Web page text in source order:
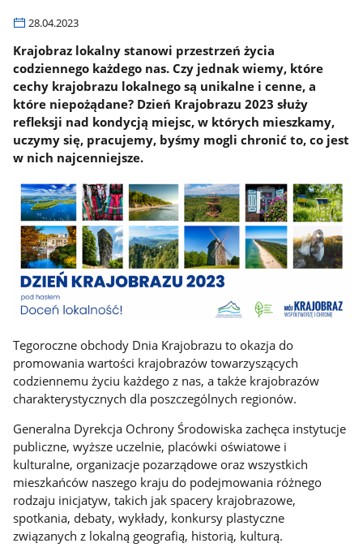
28.04.2023
Krajobraz lokalny stanowi przestrzeń życia
codziennego każdego nas. Czy jednak wiemy, które
cechy krajobrazu lokalnego są unikalne i cenne, a
które niepożądane? Dzień Krajobrazu 2023 służy
refleksji nad kondycją miejsc, w których mieszkamy,
uczymy się, pracujemy, byśmy mogli chronić to, co jest
w nich najcenniejsze.
Tegoroczne obchody Dnia Krajobrazu to okazja do
promowania wartości krajobrazów towarzyszących
codziennemu życiu każdego z nas, a także krajobrazów
charakterystycznych dla poszczególnych regionów.
Generalna Dyrekcja Ochrony Środowiska zachęca instytucje
publiczne, wyższe uczelnie, placówki oświatowe i
kulturalne, organizacje pozarządowe oraz wszystkich
mieszkańców naszego kraju do podejmowania różnego
rodzaju inicjatyw, takich jak spacery krajobrazowe,
spotkania, debaty, wykłady, konkursy plastyczne
związanych z lokalną geografią, historią, kulturą.